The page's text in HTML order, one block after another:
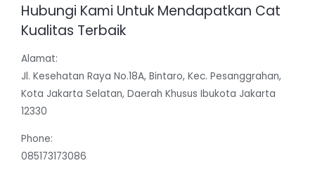
Hubungi Kami Untuk Mendapatkan Cat
Kualitas Terbaik
Alamat:
Jl. Kesehatan Raya No.18A, Bintaro, Kec. Pesanggrahan,
Kota Jakarta Selatan, Daerah Khusus Ibukota Jakarta
12330
Phone:
085173173086